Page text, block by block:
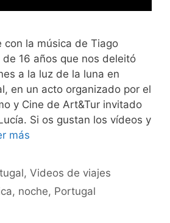
con la música de Tiago
16 años que nos deleitó
a la luz de la luna en
en un acto organizado por el
y Cine de Art&Tur invitado
Si os gustan los vídeos y
más
,Videos de viajes
, noche, Portugal